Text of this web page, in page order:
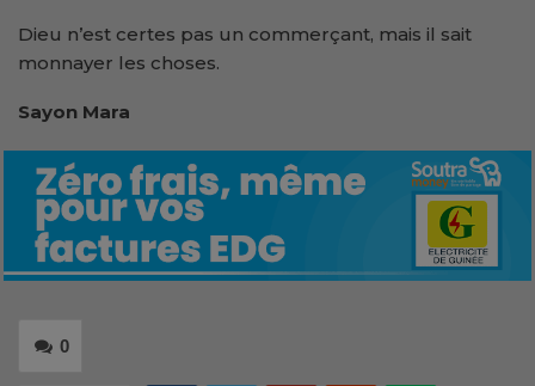
Dieu n’est certes pas un commerçant, mais il sait
monnayer les choses.
Sayon Mara
0